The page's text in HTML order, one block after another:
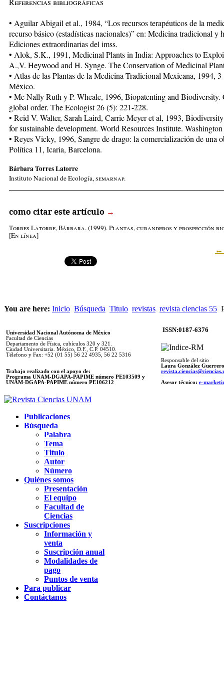
• Aguilar Abigail et al., 1984, “Los recursos terapéuticos de la
recurso básico (estadísticas nacionales)” en: Medicina tradicional y
Ediciones extraordinarias del imss.
• Alok, S.K., 1991, Medicinal Plants in India: Approaches to
A.,V. Heywood and H. Synge. The Conservation of Medicinal
• Atlas de las Plantas de la Medicina Tradicional Mexicana, 1994,
México.
• Mc Nally Ruth y P. Wheale, 1996, Biopatenting and Biodiversity.
global order. The Ecologist 26 (5): 221-228.
• Reid V. Walter, Sarah Laird, Carrie Meyer et al, 1993,
for sustainable development. World Resources Institute.
• Reyes Vicky, 1996, Sangre de drago: la comercialización de una
Política 11, Icaria, Barcelona.
Bárbara Torres Latorre
Instituto Nacional de Ecología,semarnap.
como citar este artículo →
Torres Latorre, Bárbara. (1999). Plantas, curanderos y prospección
[En línea]
You are here: Inicio Búsqueda Titulo revistas revista ciencias 55
Universidad Nacional Autónoma de México
Facultad de Ciencias
Departamento de Física, cubículos 320 y 321.
Ciudad Universitaria. México, D.F., C.P. 04510.
Télefono y Fax: +52 (01 55) 56 22 4935, 56 22 5316
Trabajo realizado con el apoyo de:
Programa UNAM-DGAPA-PAPIME número PE103509 y
UNAM-DGAPA-PAPIME número PE106212
ISSN:0187-6376
Responsable del sitio
Laura González Guerrero
Asesor técnico: e-
Publicaciones
Búsqueda
Palabra
Tema
Titulo
Autor
Número
Quiénes somos
Presentación
El equipo
Facultad de
Ciencias
Suscripciones
Información y
venta
Suscripción anual
Modalidades de
pago
Puntos de venta
Para publicar
Contáctanos